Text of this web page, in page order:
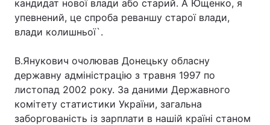
кандидат нової влади або старий. А Ющенко, я
упевнений, це спроба реваншу старої влади,
влади колишньої`.
В.Янукович очолював Донецьку обласну
державну адміністрацію з травня 1997 по
листопад 2002 року. За даними Державного
комітету статистики України, загальна
заборгованість із зарплати в нашій країні станом